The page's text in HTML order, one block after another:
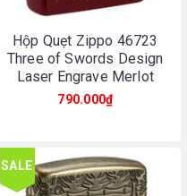
Hộp Quẹt Zippo 46723
Three of Swords Design
Laser Engrave Merlot
790.000₫
SALE